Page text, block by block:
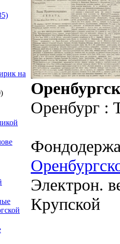
на
Оренбург :
Электрон.
Крупской